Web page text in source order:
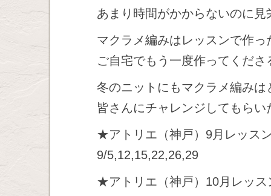
あまり時間がかからないのに
マクラメ編みはレッスンで作っ
ご自宅でもう一度作ってくだ
冬のニットにもマクラメ編みは
皆さんにチャレンジしてもらい
★アトリエ（神戸）9月レッス
9/5,12,15,22,26,29
★アトリエ（神戸）10月レッ